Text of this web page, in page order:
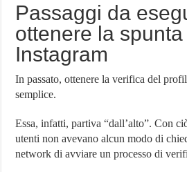
Passaggi da
ottenere la
Instagram
In passato, ottenere la verifica del
semplice.
Essa, infatti, partiva “dall’alto”. Con
utenti non avevano alcun modo di
network di avviare un processo di